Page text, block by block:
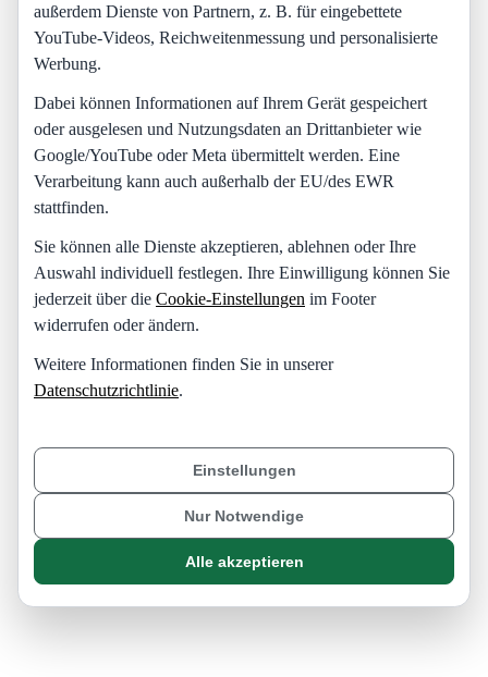
außerdem Dienste von Partnern, z. B. für eingebettete
YouTube-Videos, Reichweitenmessung und personalisierte
Werbung.
Dabei können Informationen auf Ihrem Gerät gespeichert
oder ausgelesen und Nutzungsdaten an Drittanbieter wie
Google/YouTube oder Meta übermittelt werden. Eine
Verarbeitung kann auch außerhalb der EU/des EWR
stattfinden.
Sie können alle Dienste akzeptieren, ablehnen oder Ihre
Auswahl individuell festlegen. Ihre Einwilligung können Sie
jederzeit über die Cookie-Einstellungen im Footer
widerrufen oder ändern.
Weitere Informationen finden Sie in unserer
Datenschutzrichtlinie.
Einstellungen
Nur Notwendige
Alle akzeptieren